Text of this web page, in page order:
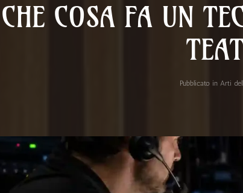
CHE COSA FA UN
Pubblicato in Arti